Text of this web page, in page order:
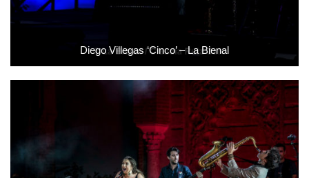
Diego Villegas ‘Cinco’ – La Bienal